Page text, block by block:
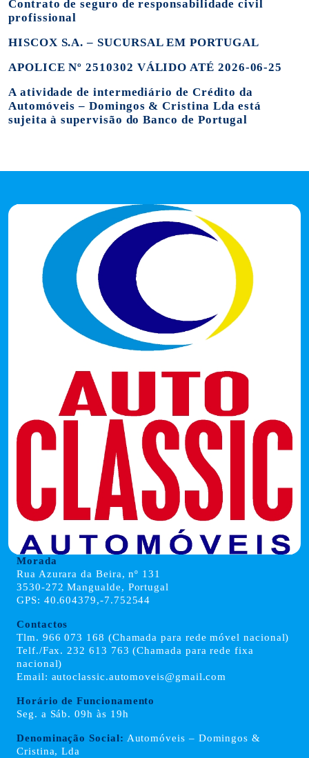
Contrato de seguro de responsabilidade civil
profissional
HISCOX S.A. – SUCURSAL EM PORTUGAL
APOLICE Nº 2510302 VÁLIDO ATÉ 2026-06-25
A atividade de intermediário de Crédito da
Automóveis – Domingos & Cristina Lda está
sujeita à supervisão do Banco de Portugal
Morada
Rua Azurara da Beira, nº 131
3530-272 Mangualde, Portugal
GPS: 40.604379,-7.752544
Contactos
Tlm. 966 073 168 (Chamada para rede móvel nacional)
Telf./Fax. 232 613 763 (Chamada para rede fixa
nacional)
Email: autoclassic.automoveis@gmail.com
Horário de Funcionamento
Seg. a Sáb. 09h às 19h
Denominação Social: Automóveis – Domingos &
Cristina, Lda